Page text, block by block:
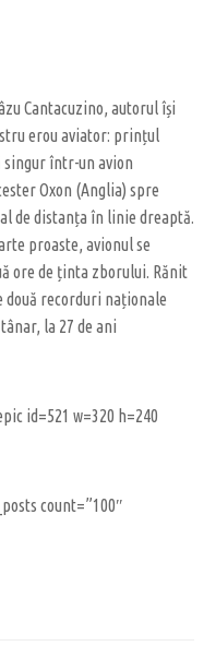
Cantacuzino, autorul își
erou aviator: prințul
singur într-un avion
Oxon (Anglia) spre
de distanța în linie dreaptă.
proaste, avionul se
ore de ținta zborului. Rănit
două recorduri naționale
la 27 de ani
id=521 w=320 h=240
count=”100″